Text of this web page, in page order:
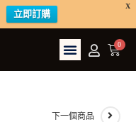
X
立即訂購
下一個商品